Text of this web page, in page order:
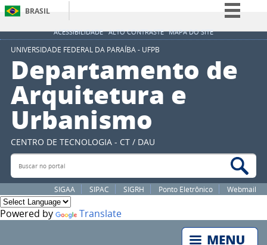
ACESSIBILIDADE ALTO CONTRASTE MAPA DO SITE
BRASIL
Simplifique!
Participe
Legislação
UNIVERSIDADE FEDERAL DA PARAÍBA - UFPB
Departamento de
Arquitetura e
Urbanismo
CENTRO DE TECNOLOGIA - CT / DAU
Buscar no portal
SIGAA SIPAC SIGRH Ponto Eletrônico Webmail
Powered by Translate